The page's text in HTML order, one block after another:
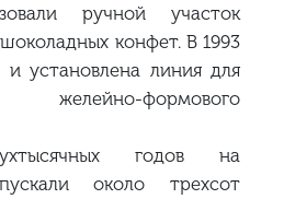
ручной участок
конфет. В 1993
и установлена линия для
желейно-формового
годов на
около трехсот